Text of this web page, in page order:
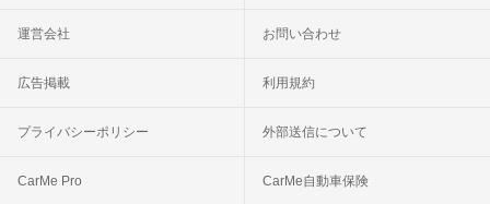
運営会社 お問い合わせ
広告掲載 利用規約
プライバシーポリシー 外部送信について
CarMe Pro CarMe自動車保険